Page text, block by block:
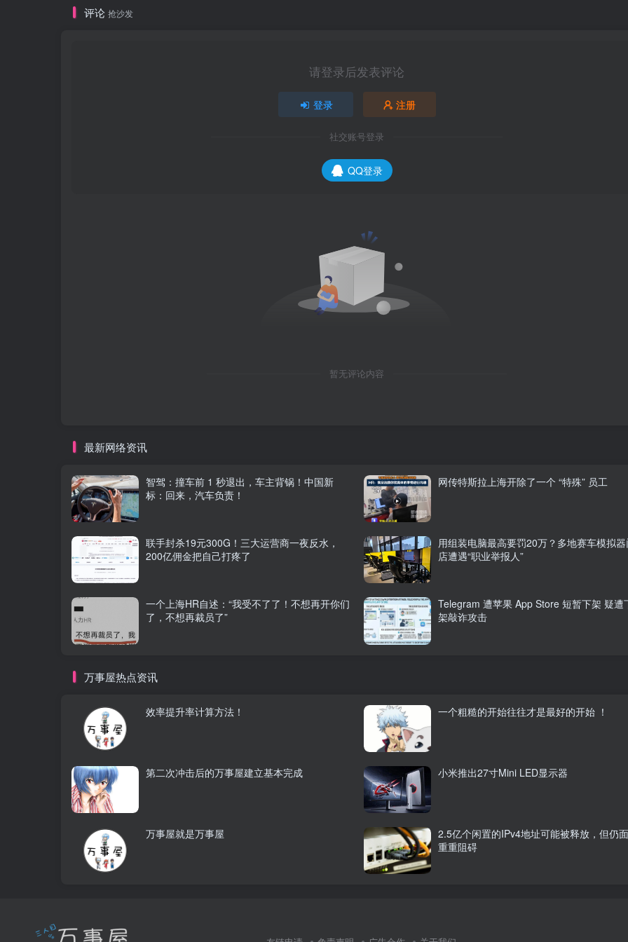
评论 抢沙发
请登录后发表评论
登录 注册
社交账号登录
QQ登录
暂无评论内容
最新网络资讯
智驾：撞车前 1 秒退出，车主背锅！中国新
标：回来，汽车负责！
网传特斯拉上海开除了一个 “特殊” 员工
联手封杀19元300G！三大运营商一夜反水，
200亿佣金把自己打疼了
用组装电脑最高要罚20万？多地赛车模拟
店遭遇“职业举报人”
一个上海HR自述：“我受不了了！不想再开你们
了，不想再裁员了”
Telegram 遭苹果 App Store 短暂下架 疑遭
架敲诈攻击
万事屋热点资讯
效率提升率计算方法！ 一个粗糙的开始往往才是最好的开始 ！
第二次冲击后的万事屋建立基本完成 小米推出27寸Mini LED显示器
万事屋就是万事屋
2.5亿个闲置的IPv4地址可能被释放，但仍
重重阻碍